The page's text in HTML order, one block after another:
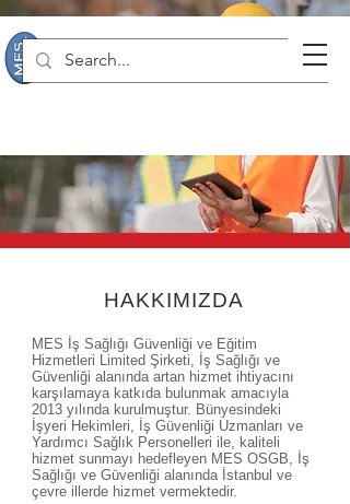
HAKKIMIZDA
MES İş Sağlığı Güvenliği ve Eğitim
Hizmetleri Limited Şirketi, İş Sağlığı ve
Güvenliği alanında artan hizmet ihtiyacını
karşılamaya katkıda bulunmak amacıyla
2013 yılında kurulmuştur. Bünyesindeki
İşyeri Hekimleri, İş Güvenliği Uzmanları ve
Yardımcı Sağlık Personelleri ile, kaliteli
hizmet sunmayı hedefleyen MES OSGB, İş
Sağlığı ve Güvenliği alanında İstanbul ve
çevre illerde hizmet vermektedir.